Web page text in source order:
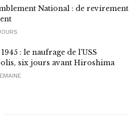
National : de revirement
: le naufrage de l’USS
six jours avant Hiroshima